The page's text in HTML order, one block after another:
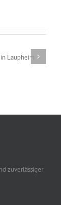
Haus S in
zuverlässiger